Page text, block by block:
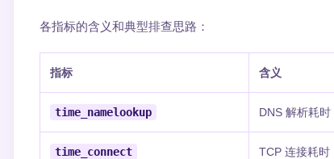
各指标的含义和典型排查思路：
指标 含义
time_namelookup DNS 解析耗时
time_connect TCP 连接耗时